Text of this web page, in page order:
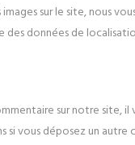
sur le site, nous
données de
sur notre site,
si vous déposez un